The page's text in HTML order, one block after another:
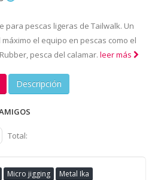
para pescas ligeras de Tailwalk. Un
el equipo en pescas como el
pesca del calamar. leer más
Descripción
Total:
Micro jigging Metal Ika